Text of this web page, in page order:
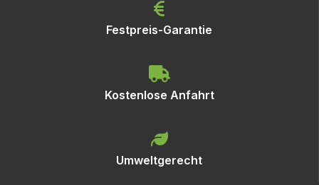
Festpreis-Garantie
Kostenlose Anfahrt
Umweltgerecht